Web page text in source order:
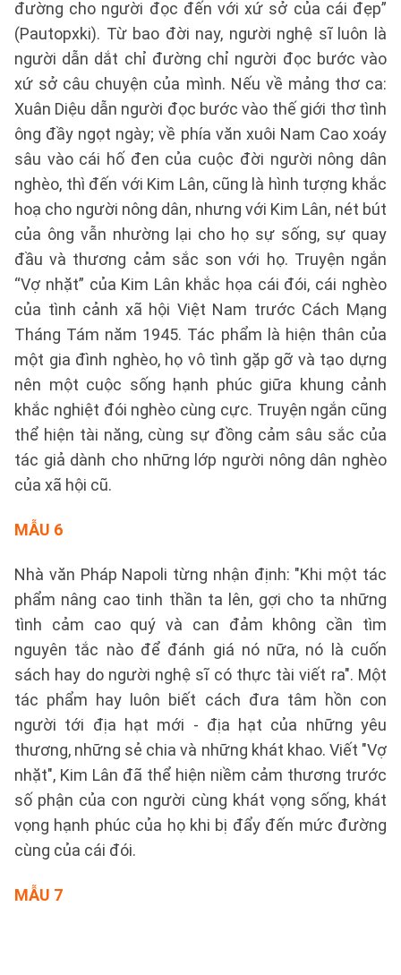
đường cho người đọc đến với xứ sở của cái đẹp”
(Pautopxki). Từ bao đời nay, người nghệ sĩ luôn là
người dẫn dắt chỉ đường chỉ người đọc bước vào
xứ sở câu chuyện của mình. Nếu về mảng thơ ca:
Xuân Diệu dẫn người đọc bước vào thế giới thơ tình
ông đầy ngọt ngày; về phía văn xuôi Nam Cao xoáy
sâu vào cái hố đen của cuộc đời người nông dân
nghèo, thì đến với Kim Lân, cũng là hình tượng khắc
hoạ cho người nông dân, nhưng với Kim Lân, nét bút
của ông vẫn nhường lại cho họ sự sống, sự quay
đầu và thương cảm sắc son với họ. Truyện ngắn
“Vợ nhặt” của Kim Lân khắc họa cái đói, cái nghèo
của tình cảnh xã hội Việt Nam trước Cách Mạng
Tháng Tám năm 1945. Tác phẩm là hiện thân của
một gia đình nghèo, họ vô tình gặp gỡ và tạo dựng
nên một cuộc sống hạnh phúc giữa khung cảnh
khắc nghiệt đói nghèo cùng cực. Truyện ngắn cũng
thể hiện tài năng, cùng sự đồng cảm sâu sắc của
tác giả dành cho những lớp người nông dân nghèo
của xã hội cũ.
MẪU 6
Nhà văn Pháp Napoli từng nhận định: "Khi một tác
phẩm nâng cao tinh thần ta lên, gợi cho ta những
tình cảm cao quý và can đảm không cần tìm
nguyên tắc nào để đánh giá nó nữa, nó là cuốn
sách hay do người nghệ sĩ có thực tài viết ra". Một
tác phẩm hay luôn biết cách đưa tâm hồn con
người tới địa hạt mới - địa hạt của những yêu
thương, những sẻ chia và những khát khao. Viết "Vợ
nhặt", Kim Lân đã thể hiện niềm cảm thương trước
số phận của con người cùng khát vọng sống, khát
vọng hạnh phúc của họ khi bị đẩy đến mức đường
cùng của cái đói.
MẪU 7